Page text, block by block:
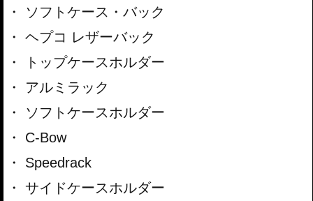
ソフトケース・バック
ヘプコ レザーバック
トップケースホルダー
アルミラック
ソフトケースホルダー
C-Bow
Speedrack
サイドケースホルダー